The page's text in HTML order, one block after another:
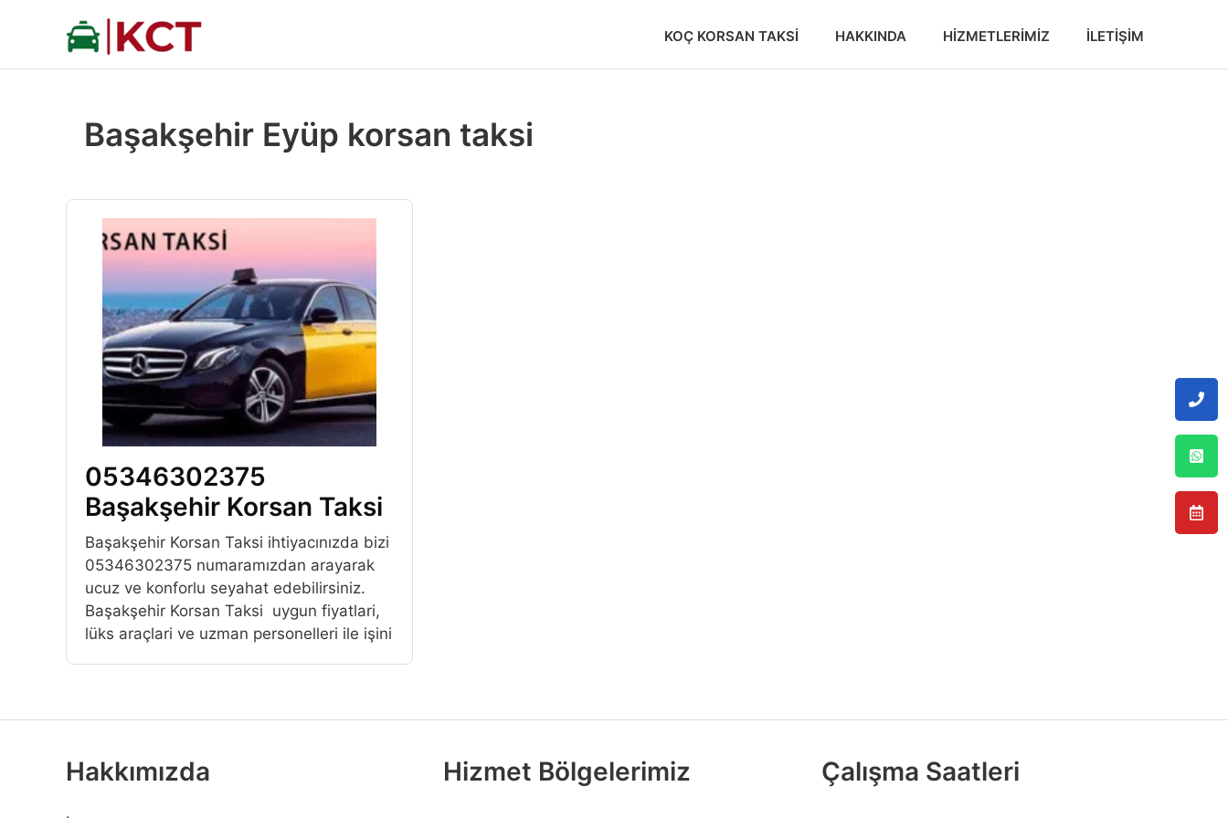
KOÇ KORSAN TAKSI HAKKINDA HIZMETLERIMIZ İLETIŞIM
Başakşehir Eyüp korsan taksi
05346302375
Başakşehir Korsan Taksi
Başakşehir Korsan Taksi ihtiyacınızda bizi
05346302375 numaramızdan arayarak
ucuz ve konforlu seyahat edebilirsiniz.
Başakşehir Korsan Taksi uygun fiyatlari,
lüks araçlari ve uzman personelleri ile işini
Hakkımızda Hizmet Bölgelerimiz Çalışma Saatleri